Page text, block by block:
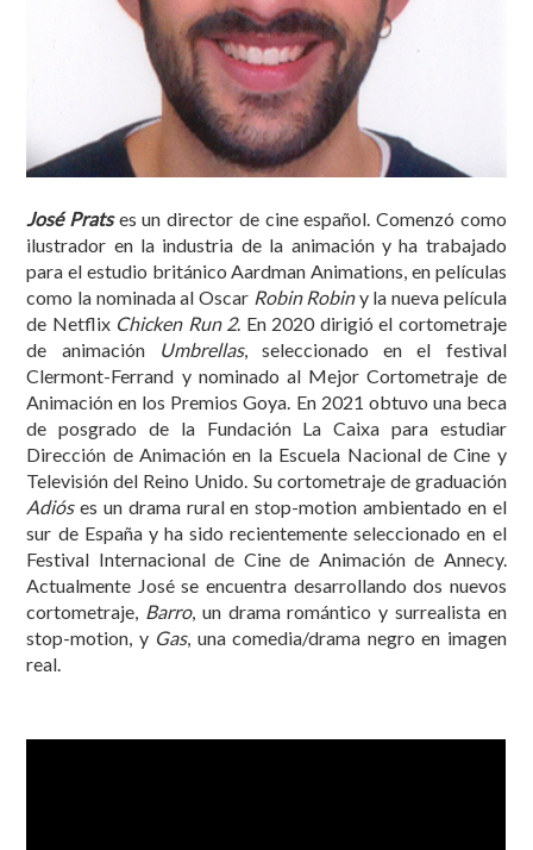
José Pratses un director de cine español. Comenzó como
ilustrador en la industria de la animación y ha trabajado
para el estudio británico Aardman Animations, en películas
como la nominada al Oscar Robin Robiny la nueva película
de Netflix Chicken Run 2. En 2020 dirigió el cortometraje
de animación
Umbrellas, seleccionado en el festival
Clermont-Ferrand y nominado al Mejor Cortometraje de
Animación en los Premios Goya. En 2021 obtuvo una beca
de posgrado de la Fundación La Caixa para estudiar
Dirección de Animación en la Escuela Nacional de Cine y
Televisión del Reino Unido. Su cortometraje de graduación
Adióses un drama rural en stop-motion ambientado en el
sur de España y ha sido recientemente seleccionado en el
Festival Internacional de Cine de Animación de Annecy.
Actualmente José se encuentra desarrollando dos nuevos
cortometraje, Barro, un drama romántico y surrealista en
stop-motion, y Gas, una comedia/drama negro en imagen
real.